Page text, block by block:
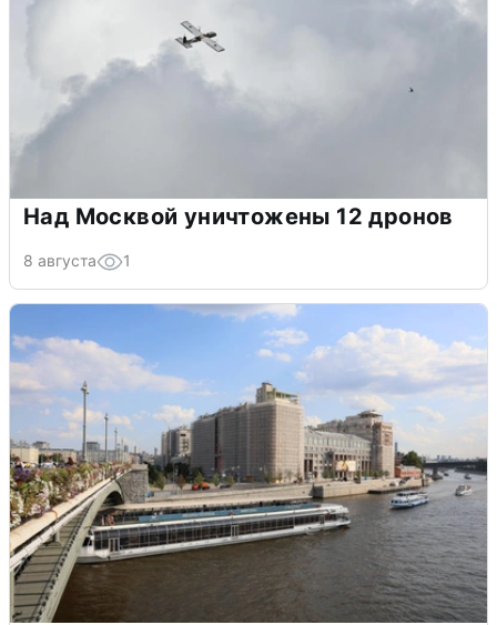
Над Москвой уничтожены 12 дронов
8 августа 1